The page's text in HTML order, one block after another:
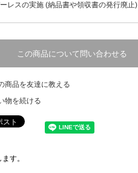
レスの実施 (納品書や領収書の発行廃止)
この商品について問い合わせる
商品を友達に教える
物を続ける
す。